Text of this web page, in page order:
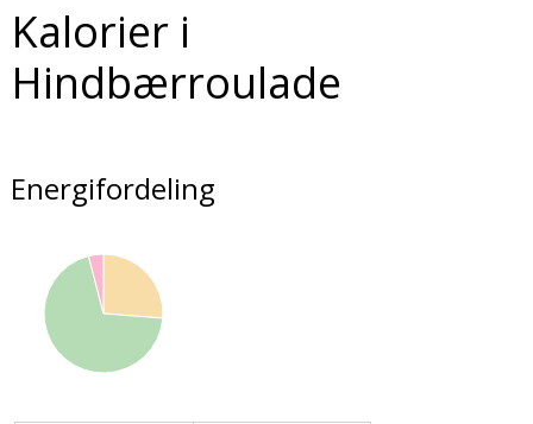
Kalorier i
Hindbærroulade
Energifordeling